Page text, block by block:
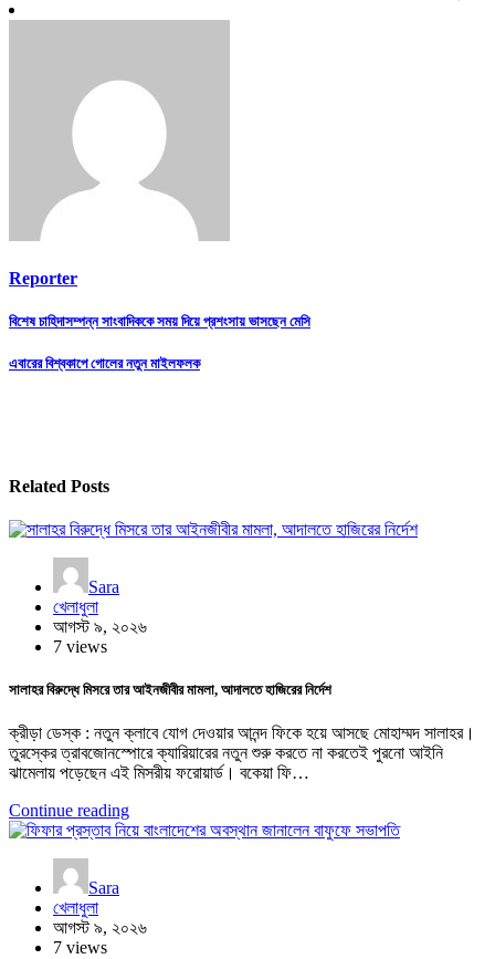
Reporter
Post
navigation
বিশেষ চাহিদাসম্পন্ন সাংবাদিককে সময় দিয়ে প্রশংসায় ভাসছেন মেসি
এবারের বিশ্বকাপে গোলের নতুন মাইলফলক
Related Posts
Sara
খেলাধুলা
আগস্ট ৯, ২০২৬
7 views
সালাহর বিরুদ্ধে মিসরে তার আইনজীবীর মামলা, আদালতে হাজিরের নির্দেশ
ক্রীড়া ডেস্ক : নতুন ক্লাবে যোগ দেওয়ার আনন্দ ফিকে হয়ে আসছে মোহাম্মদ সালাহর।
তুরস্কের ত্রাবজোনস্পোরে ক্যারিয়ারের নতুন শুরু করতে না করতেই পুরনো আইনি
ঝামেলায় পড়েছেন এই মিসরীয় ফরোয়ার্ড। বকেয়া ফি…
Continue reading
Sara
খেলাধুলা
আগস্ট ৯, ২০২৬
7 views